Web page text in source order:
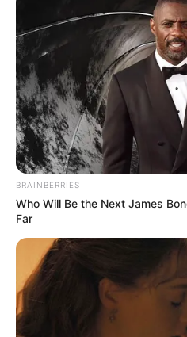
BRAINBERRIES
Who Will Be the Next James
Far